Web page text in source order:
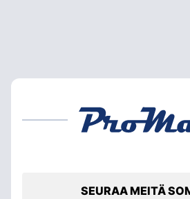
SEURAA MEITÄ